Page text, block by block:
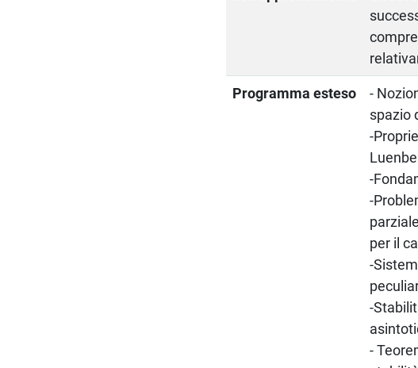
Programma esteso
-
spazio
-
-
-
per il
-
-
-